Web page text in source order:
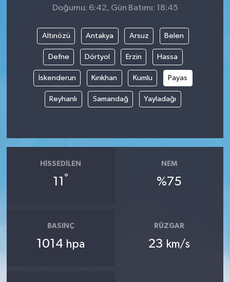
Doğumu: 6:42, Gün Batımı: 18:45
Altınözü Antakya Arsuz Belen
Defne Dörtyol Erzin Hassa
İskenderun Kırıkhan Kumlu Payas
Reyhanlı Samandağ Yayladağı
HISSEDILEN
11 °
NEM
%75
BASINÇ
1014 hpa
RÜZGAR
23 km/s